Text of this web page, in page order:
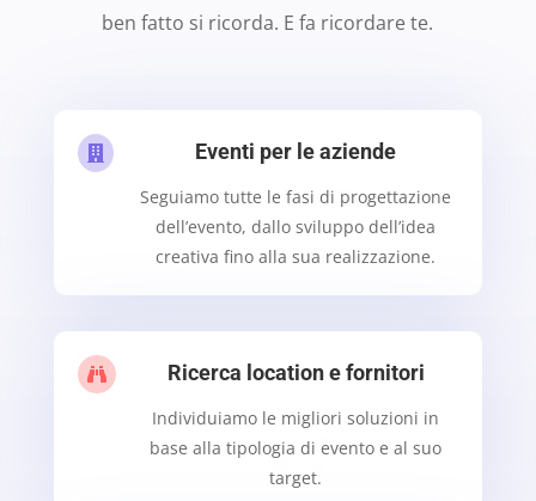
ben fatto si ricorda. E fa ricordare te.
 Eventi per le aziende
Seguiamo tutte le fasi di progettazione
dell’evento, dallo sviluppo dell’idea
creativa fino alla sua realizzazione.
 Ricerca location e fornitori
Individuiamo le migliori soluzioni in
base alla tipologia di evento e al suo
target.